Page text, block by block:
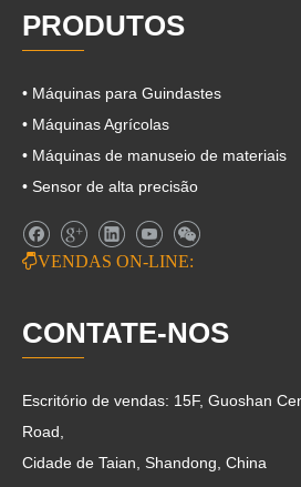
PRODUTOS
• Máquinas para Guindastes
• Máquinas Agrícolas
• Máquinas de manuseio de materiais
• Sensor de alta precisão
VENDAS ON-LINE:
CONTATE-NOS
Escritório de vendas: 15F, Guoshan
Road,
Cidade de Taian, Shandong, China